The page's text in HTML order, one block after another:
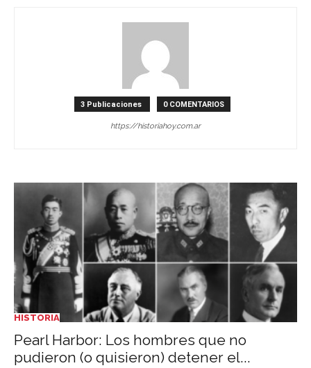
3 Publicaciones 0 COMENTARIOS
https://historiahoy.com.ar
HISTORIA
Pearl Harbor: Los hombres que no
pudieron (o quisieron) detener el...